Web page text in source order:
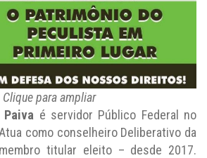
Clique para ampliar
é servidor Público Federal no
como conselheiro Deliberativo da
titular eleito – desde 2017.